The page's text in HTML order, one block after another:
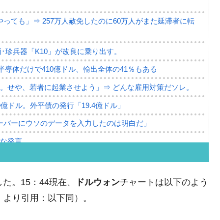
ても」⇒ 257万人赦免したのに60万人がまた延滞者に転
兵器「K10」が改良に乗り出す。
体だけで410億ドル、輸出全体の41％もある
せや、若者に起業させよう」⇒ どんな雇用対策だソレ。
ドル。外平債の発行「19.4億ドル」
ーにウソのデータを入力したのは明白だ」
発言。
す」⇒「金を経由するドル入手」手段ではないのか？
ル」まで拡大 ⇒ 海外資金の動きに強く左右される状態
。15：44現在、 ドルウォンチャートは以下のよう
り引用：以下同）。